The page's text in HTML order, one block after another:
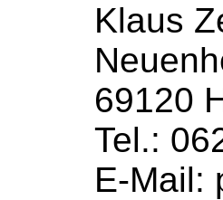
Klaus
69120
Tel.:
E-Mail: